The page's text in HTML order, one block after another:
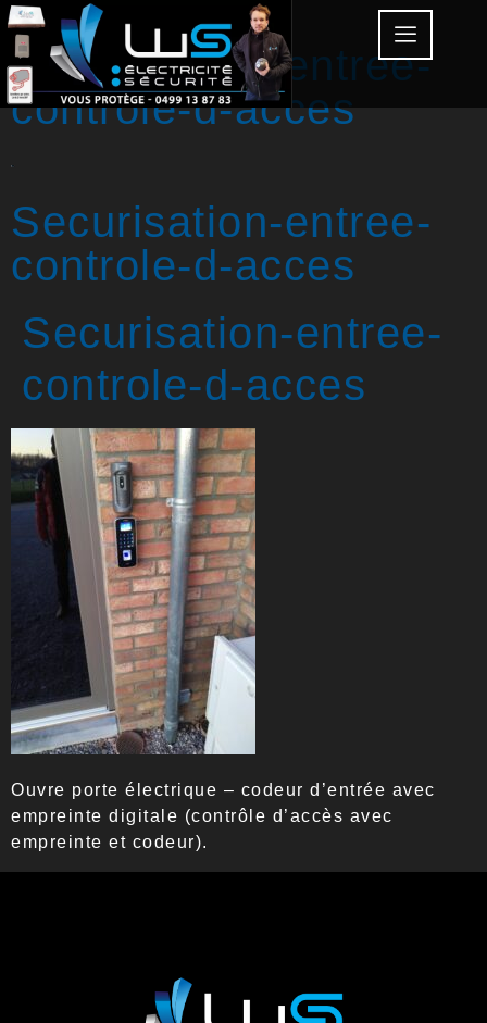
Securisation-entree-
controle-d-acces
Securisation-entree-
controle-d-acces
Securisation-entree-
controle-d-acces
Ouvre porte électrique – codeur d’entrée avec
empreinte digitale (contrôle d’accès avec
empreinte et codeur).